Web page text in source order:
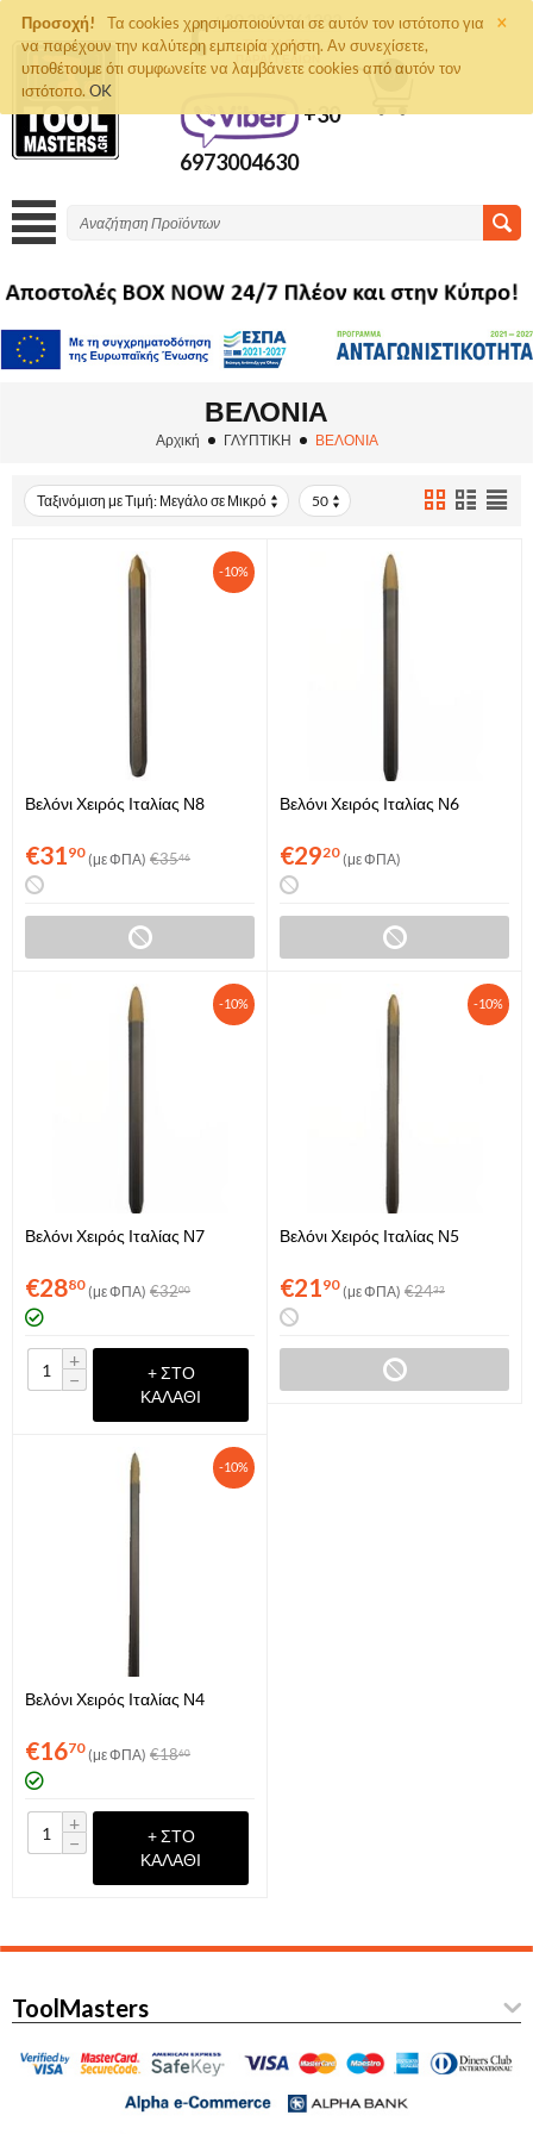
×
Προσοχή!
Τα cookies χρησιμοποιούνται σε αυτόν τον ιστότοπο για
να παρέχουν την καλύτερη εμπειρία χρήστη. Αν συνεχίσετε,
υποθέτουμε ότι συμφωνείτε να λαμβάνετε cookies από αυτόν τον
ιστότοπο. OK
+30 2810261292
ΤΗΛΈΦΩΝΟ
ΠΑΡΑΓΓΕΛΙΏΝ
+30
6973004630
0
ΒΕΛΟΝΙΑ
Αρχική ΓΛΥΠΤΙΚΗ ΒΕΛΟΝΙΑ
Ταξινόμιση με Τιμή: Μεγάλο σε Μικρό 50
-10%
Βελόνι Χειρός Ιταλίας Ν8
€3190 (με ΦΠΑ) €3546
Βελόνι Χειρός Ιταλίας Ν6
€2920 (με ΦΠΑ)
-10%
Βελόνι Χειρός Ιταλίας Ν7
€2880 (με ΦΠΑ) €3200
+
−
+ ΣΤΟ
ΚΑΛΆΘΙ
-10%
Βελόνι Χειρός Ιταλίας Ν5
€2190 (με ΦΠΑ) €2432
-10%
Βελόνι Χειρός Ιταλίας Ν4
€1670 (με ΦΠΑ) €1860
+
−
+ ΣΤΟ
ΚΑΛΆΘΙ
ToolMasters